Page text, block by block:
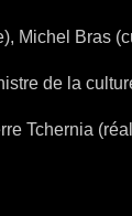
Michel Bras
de la
Tchernia